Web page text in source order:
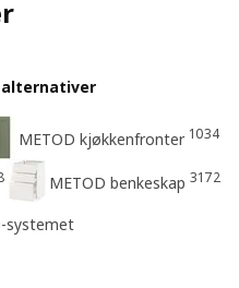
METOD kjøkkenfronter 1034
METOD benkeskap 3172
systemet